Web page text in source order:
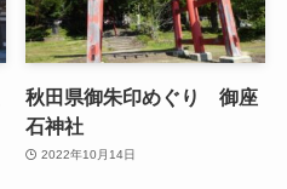
秋田県御朱印めぐり 御座
石神社
2022年10月14日